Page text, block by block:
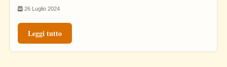
26 Luglio 2024
Leggi tutto